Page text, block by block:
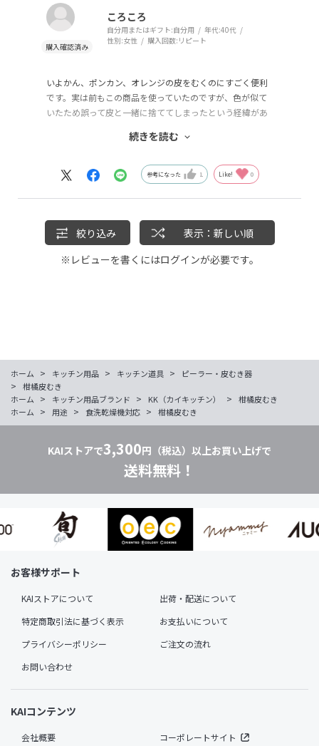
ころころ
自分用またはギフト:自分用 年代:40代
性別:女性 購入回数: リピート
いよかん、ポンカン、オレンジの皮をむくのにすごく便利
です。実は前もこの商品を使っていたのですが、色が似て
いたため誤って皮と一緒に捨ててしまったという経緯があ
やっぱりこれがないと不便だよねとなって再度買ったので
おすすめです。
続きを読む
参考になった 1 Like! 0
絞り込み
表示：新しい順
※レビューを書くにはログインが必要です。
ホーム > キッチン用品 > キッチン道具 > ピーラー・皮むき器
>
柑橘皮むき
ホーム
> キッチン用品ブランド > KK（カイキッチン） >
柑橘皮むき
ホーム
> 用途 > 食洗乾燥機対応 > 柑橘皮むき
KAIストアで3,300円（税込）以上お買い上げで
送料無料！
お客様サポート
KAIストアについて
出荷・配送について
特定商取引法に基づく表示
お支払いについて
プライバシーポリシー
ご注文の流れ
お問い合わせ
KAIコンテンツ
会社概要 コーポレートサイト